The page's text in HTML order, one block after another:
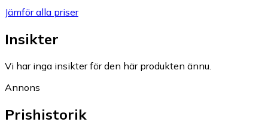
Jämför alla priser
Insikter
Vi har inga insikter för den här produkten ännu.
Annons
Prishistorik